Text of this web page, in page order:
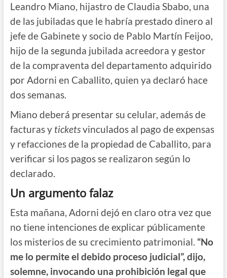
Leandro Miano, hijastro de Claudia Sbabo, una
de las jubiladas que le habría prestado dinero al
jefe de Gabinete y socio de Pablo Martín Feijoo,
hijo de la segunda jubilada acreedora y gestor
de la compraventa del departamento adquirido
por Adorni en Caballito, quien ya declaró hace
dos semanas.
Miano deberá presentar su celular, además de
facturas y ticketsvinculados al pago de expensas
y refacciones de la propiedad de Caballito, para
verificar si los pagos se realizaron según lo
declarado.
Un argumento falaz
Esta mañana, Adorni dejó en claro otra vez que
no tiene intenciones de explicar públicamente
los misterios de su crecimiento patrimonial. “No
me lo permite el debido proceso judicial”, dijo,
solemne, invocando una prohibición legal que